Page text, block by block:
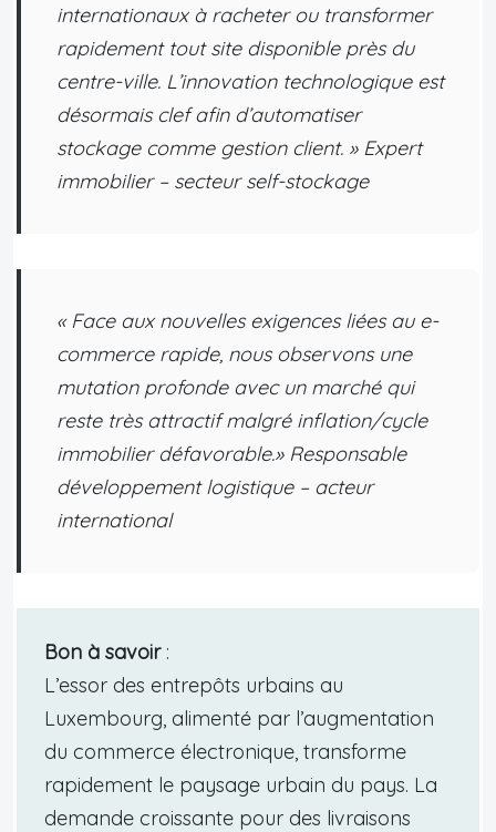
internationaux à racheter ou transformer
rapidement tout site disponible près du
centre-ville. L’innovation technologique est
désormais clef afin d’automatiser
stockage comme gestion client. » Expert
immobilier – secteur self-stockage
« Face aux nouvelles exigences liées au e-
commerce rapide, nous observons une
mutation profonde avec un marché qui
reste très attractif malgré inflation/cycle
immobilier défavorable.» Responsable
développement logistique – acteur
international
Bon à savoir:
L’essor des entrepôts urbains au
Luxembourg, alimenté par l’augmentation
du commerce électronique, transforme
rapidement le paysage urbain du pays. La
demande croissante pour des livraisons